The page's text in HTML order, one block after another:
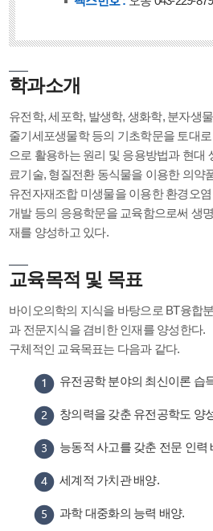
학과소개
유전학, 세포학, 발생학, 생화학, 분자생
줄기세포생물학 등의 기초학문을 토대
으로 활용하는 원리 및 응용방법과 현대
료기술, 형질전환 동식물을 이용한 의약
유전자재조합 미생물을 이용한 환경오
개발 등의 응용학문을 교육함으로써 생
재를 양성하고 있다.
교육목적 및 목표
바이오의학의 지식을 바탕으로 BT융합
과 전문지식을 겸비한 인재를 양성한다.
구체적인 교육목표는 다음과 같다.
유전공학 분야의 최신이론 습
창의력을 갖춘 유전공학도 양
능동적 사고를 갖춘 전문 인력
세계적 가치관 배양.
과학 대중화의 능력 배양.